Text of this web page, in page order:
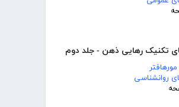
تکنیک رهایی ذهن - جلد دوم
روانشناسی